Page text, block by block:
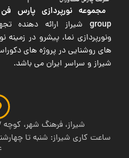
مجموعه نورپردازی پارس فن
groupشیراز ارائه دهنده
ونورپردازی نما، پیشرو در
های روشنایی در پروژه های
شیراز و سراسر ایران می باشد.
شیراز، فرهنگ شهر، کوچه 27، بالای بانک سینا ، طبقه 1